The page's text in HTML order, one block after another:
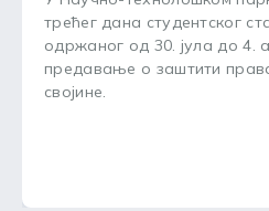
трећег дана студентског
одржаног од 30. јула до 4.
предавање о заштити
својине.